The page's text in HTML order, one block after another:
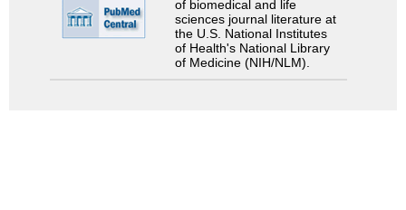
of biomedical and life
sciences journal literature at
the U.S. National Institutes
of Health's National Library
of Medicine (NIH/NLM).